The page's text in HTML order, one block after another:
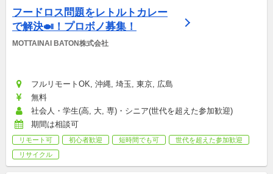
フードロス問題をレトルトカレー
で解決🍛！プロボノ募集！
MOTTAINAI BATON株式会社
フルリモートOK, 沖縄, 埼玉, 東京, 広島
無料
社会人・学生(高, 大, 専)・シニア(世代を超えた参加歓迎)
期間は相談可
リモート可 初心者歓迎 短時間でも可
世代を超えた参加歓迎
リサイクル